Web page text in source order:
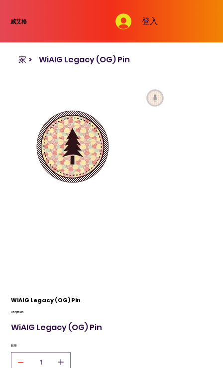
威艾格 登入
家 > WiAIG Legacy (OG) Pin
WiAIG Legacy (OG) Pin
價
US$16.00
WiAIG Legacy (OG) Pin
數量